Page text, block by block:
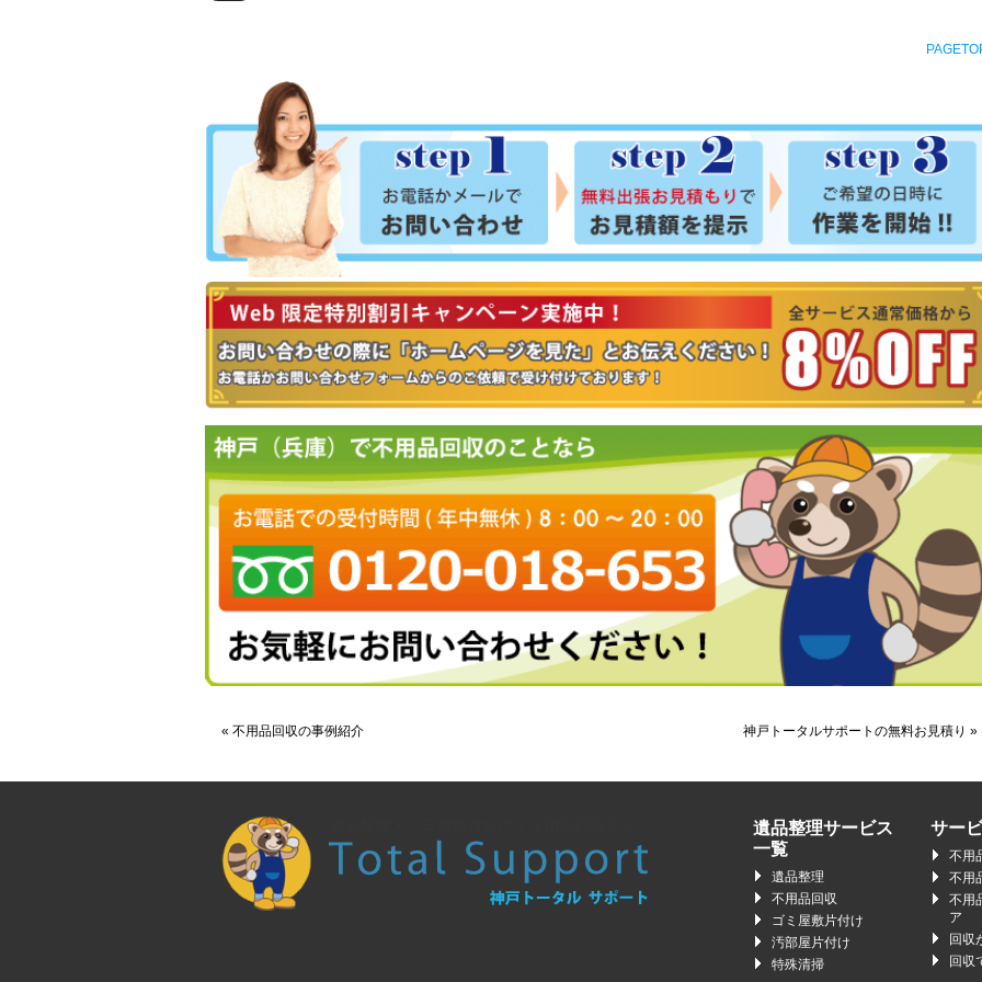
« 不用品回収の事例紹介 神戸トータルサポートの無料お見積り »
遺品整理サービス
一覧
遺品整理
不用品回収
ゴミ屋敷片付け
汚部屋片付け
特殊清掃
サー
不用
不用
不用
ア
回収
回収